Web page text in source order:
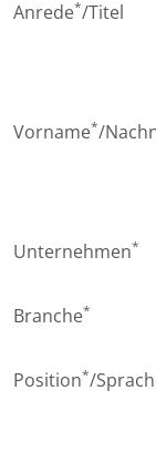
Anrede*/Titel
Vorname*/
Unternehmen*
Branche*
Position*/